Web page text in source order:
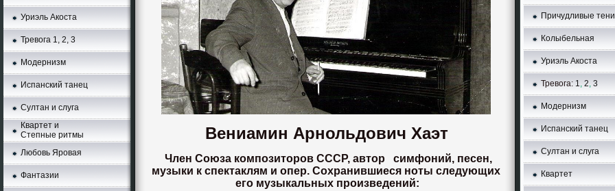
Уриэль Акоста
Тревога 1, 2, 3
Moдернизм
Испанский танец
Султан и слуга
Квартет и
Степные ритмы
Любовь Яровая
Фантазии
Вениамин Арнольдович Хаэт
Член Союза композиторов СССР, автор симфоний, песен,
музыки к спектаклям и опep. Сохранившиеся ноты следующих
его музыкальных произведений:
Причудливые тени
Колыбельная
Уриэль Акоста
Тревога: 1, 2, 3
Модернизм
Испанский танец
Султан и слуга
Квартет